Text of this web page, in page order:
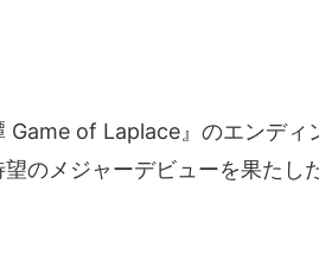
Game of Laplace』のエンデ
のメジャーデビューを果たし